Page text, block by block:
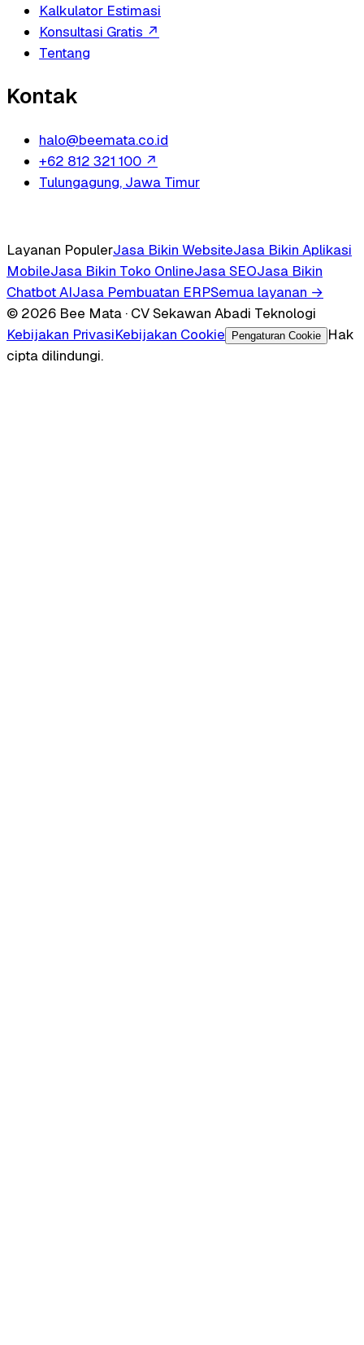
Kalkulator Estimasi
Konsultasi Gratis ↗
Tentang
Kontak
halo@beemata.co.id
+62 812 321 100 ↗
Tulungagung, Jawa Timur
Layanan PopulerJasa Bikin WebsiteJasa Bikin Aplikasi
MobileJasa Bikin Toko OnlineJasa SEOJasa Bikin
Chatbot AIJasa Pembuatan ERPSemua layanan →
© 2026 Bee Mata · CV Sekawan Abadi Teknologi
Kebijakan PrivasiKebijakan Cookie Pengaturan Cookie
Hak
cipta dilindungi.